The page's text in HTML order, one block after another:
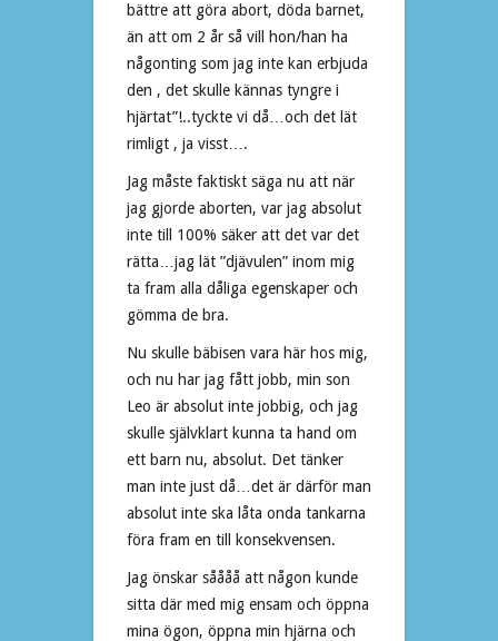
bättre att göra abort, döda barnet,
än att om 2 år så vill hon/han ha
någonting som jag inte kan erbjuda
den , det skulle kännas tyngre i
hjärtat”!..tyckte vi då…och det lät
rimligt , ja visst….
Jag måste faktiskt säga nu att när
jag gjorde aborten, var jag absolut
inte till 100% säker att det var det
rätta…jag lät ”djävulen” inom mig
ta fram alla dåliga egenskaper och
gömma de bra.
Nu skulle bäbisen vara här hos mig,
och nu har jag fått jobb, min son
Leo är absolut inte jobbig, och jag
skulle självklart kunna ta hand om
ett barn nu, absolut. Det tänker
man inte just då…det är därför man
absolut inte ska låta onda tankarna
föra fram en till konsekvensen.
Jag önskar såååå att någon kunde
sitta där med mig ensam och öppna
mina ögon, öppna min hjärna och